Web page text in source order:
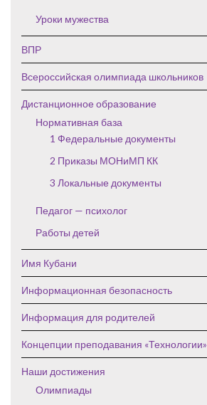
Уроки мужества
ВПР
Всероссийская олимпиада школьников
Дистанционное образование
Нормативная база
1 Федеральные документы
2 Приказы МОНиМП КК
3 Локальные документы
Педагог — психолог
Работы детей
Имя Кубани
Информационная безопасность
Информация для родителей
Концепции преподавания «Технологии»
Наши достижения
Олимпиады